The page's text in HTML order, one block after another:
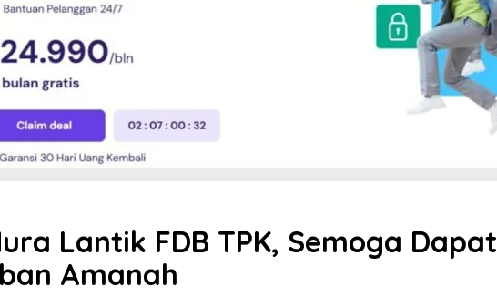
Lantik FDB TPK, Semoga Dapat
Amanah